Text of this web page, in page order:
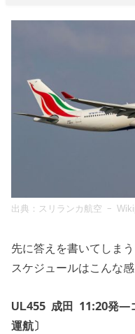
出典： スリランカ航空 –
先に答えを書いてしま
スケジュールはこんな
UL455 成田 11:20発—
運航〕